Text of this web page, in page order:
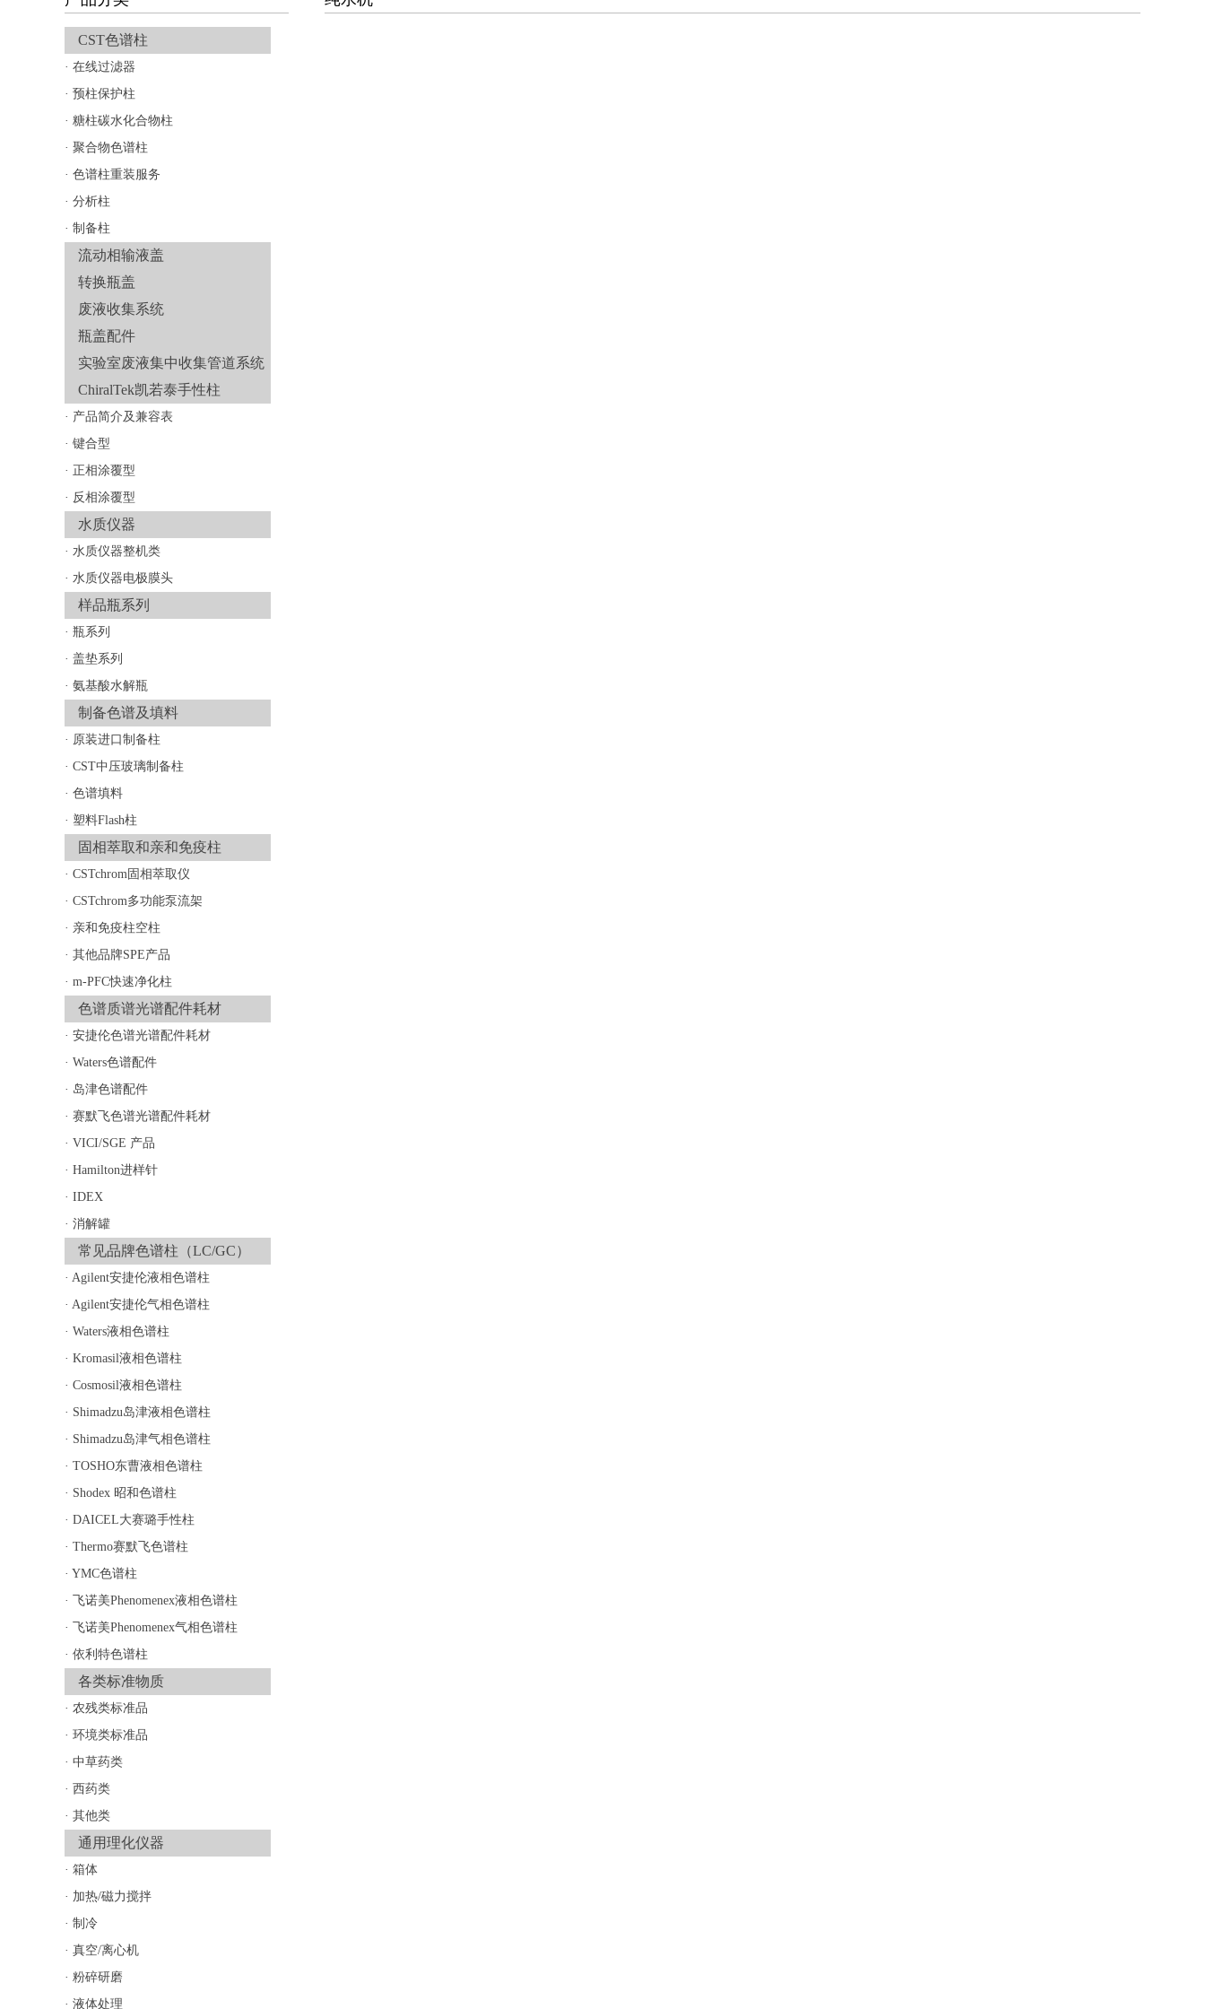
CST色谱柱
· 在线过滤器
· 预柱保护柱
· 糖柱碳水化合物柱
· 聚合物色谱柱
· 色谱柱重装服务
· 分析柱
· 制备柱
流动相输液盖
转换瓶盖
废液收集系统
瓶盖配件
实验室废液集中收集管道系统
ChiralTek凯若泰手性柱
· 产品简介及兼容表
· 键合型
· 正相涂覆型
· 反相涂覆型
水质仪器
· 水质仪器整机类
· 水质仪器电极膜头
样品瓶系列
· 瓶系列
· 盖垫系列
· 氨基酸水解瓶
制备色谱及填料
· 原装进口制备柱
· CST中压玻璃制备柱
· 色谱填料
· 塑料Flash柱
固相萃取和亲和免疫柱
· CSTchrom固相萃取仪
· CSTchrom多功能泵流架
· 亲和免疫柱空柱
· 其他品牌SPE产品
· m-PFC快速净化柱
色谱质谱光谱配件耗材
· 安捷伦色谱光谱配件耗材
· Waters色谱配件
· 岛津色谱配件
· 赛默飞色谱光谱配件耗材
· VICI/SGE 产品
· Hamilton进样针
· IDEX
· 消解罐
常见品牌色谱柱（LC/GC）
· Agilent安捷伦液相色谱柱
· Agilent安捷伦气相色谱柱
· Waters液相色谱柱
· Kromasil液相色谱柱
· Cosmosil液相色谱柱
· Shimadzu岛津液相色谱柱
· Shimadzu岛津气相色谱柱
· TOSHO东曹液相色谱柱
· Shodex 昭和色谱柱
· DAICEL大赛璐手性柱
· Thermo赛默飞色谱柱
· YMC色谱柱
·
飞诺美Phenomenex液相色谱柱
·
飞诺美Phenomenex气相色谱柱
· 依利特色谱柱
各类标准物质
· 农残类标准品
· 环境类标准品
· 中草药类
· 西药类
· 其他类
通用理化仪器
· 箱体
· 加热/磁力搅拌
· 制冷
· 真空/离心机
· 粉碎研磨
· 液体处理